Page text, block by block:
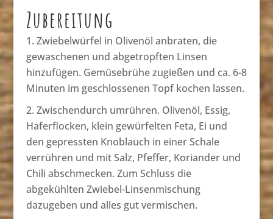
Zubereitung
Zwiebelwürfel in Olivenöl anbraten, die
gewaschenen und abgetropften Linsen
hinzufügen. Gemüsebrühe zugießen und ca. 6-8
Minuten im geschlossenen Topf kochen lassen.
Zwischendurch umrühren. Olivenöl, Essig,
Haferflocken, klein gewürfelten Feta, Ei und
den gepressten Knoblauch in einer Schale
verrühren und mit Salz, Pfeffer, Koriander und
Chili abschmecken. Zum Schluss die
abgekühlten Zwiebel-Linsenmischung
dazugeben und alles gut vermischen.